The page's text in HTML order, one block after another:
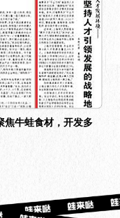
焦牛蛙食材，开发多